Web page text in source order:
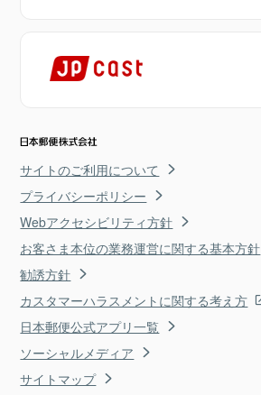
サイトのご利用について
プライバシーポリシー
Webアクセシビリティ方針
お客さま本位の業務運営に関する基本方針
勧誘方針
カスタマーハラスメントに関する考え方
日本郵便公式アプリ一覧
ソーシャルメディア
サイトマップ